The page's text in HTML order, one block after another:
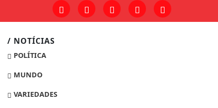
/ NOTÍCIAS
POLÍTICA
MUNDO
VARIEDADES